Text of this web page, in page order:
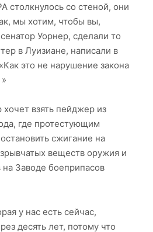
столкнулось со стеной, они
мы хотим, чтобы вы,
Уорнер, сделали то
в Луизиане, написали в
это не нарушение закона
взять пейджер из
где протестующим
сжигание на
веществ оружия и
Заводе боеприпасов
у нас есть сейчас,
десять лет, потому что